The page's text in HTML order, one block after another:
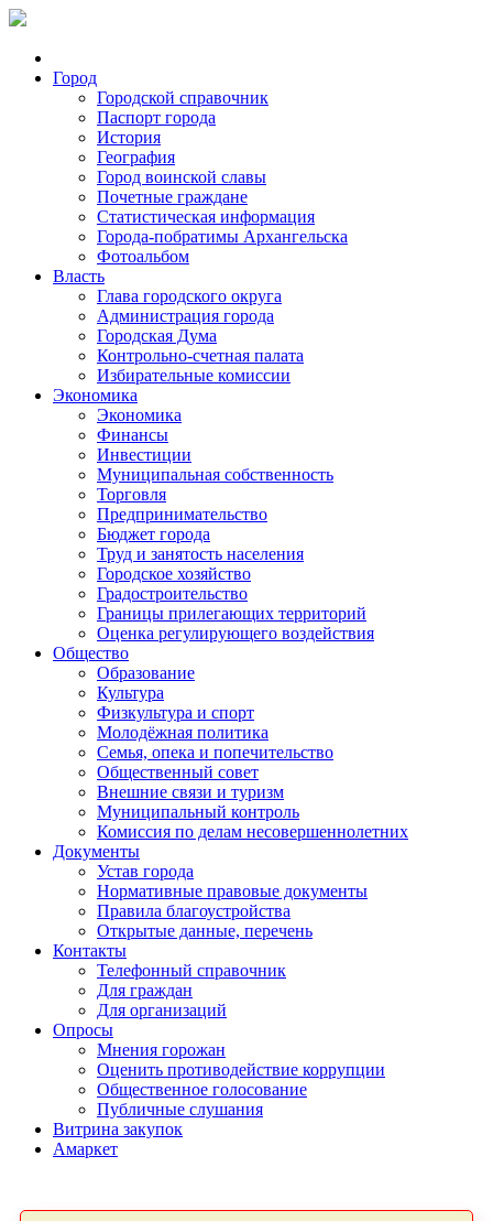
Город
Городской справочник
Паспорт города
История
География
Город воинской славы
Почетные граждане
Статистическая информация
Города-побратимы Архангельска
Фотоальбом
Власть
Глава городского округа
Администрация города
Городская Дума
Контрольно-счетная палата
Избирательные комиссии
Экономика
Экономика
Финансы
Инвестиции
Муниципальная собственность
Торговля
Предпринимательство
Бюджет города
Труд и занятость населения
Городское хозяйство
Градостроительство
Границы прилегающих территорий
Оценка регулирующего воздействия
Общество
Образование
Культура
Физкультура и спорт
Молодёжная политика
Семья, опека и попечительство
Общественный совет
Внешние связи и туризм
Муниципальный контроль
Комиссия по делам несовершеннолетних
Документы
Устав города
Нормативные правовые документы
Правила благоустройства
Открытые данные, перечень
Контакты
Телефонный справочник
Для граждан
Для организаций
Опросы
Мнения горожан
Оценить противодействие коррупции
Общественное голосование
Публичные слушания
Витрина закупок
Амаркет